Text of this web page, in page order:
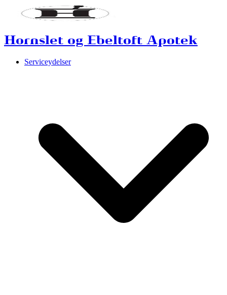
Hornslet og Ebeltoft Apotek
Serviceydelser